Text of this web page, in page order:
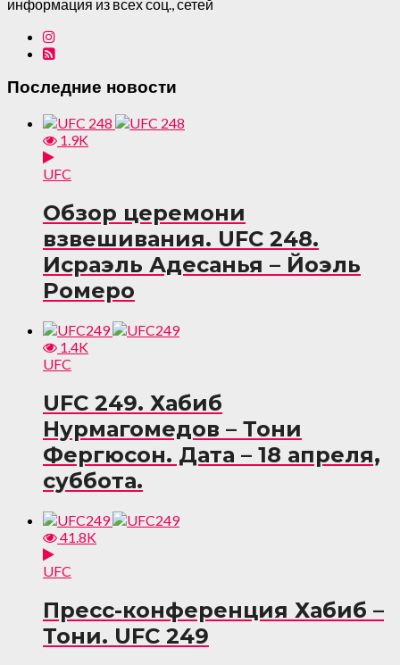
информация из всех соц., сетей
Последние новости
1.9K
UFC
Обзор церемони
взвешивания. UFC 248.
Исраэль Адесанья – Йоэль
Ромеро
1.4K
UFC
UFC 249. Хабиб
Нурмагомедов – Тони
Фергюсон. Дата – 18 апреля,
суббота.
41.8K
UFC
Пресс-конференция Хабиб –
Тони. UFC 249